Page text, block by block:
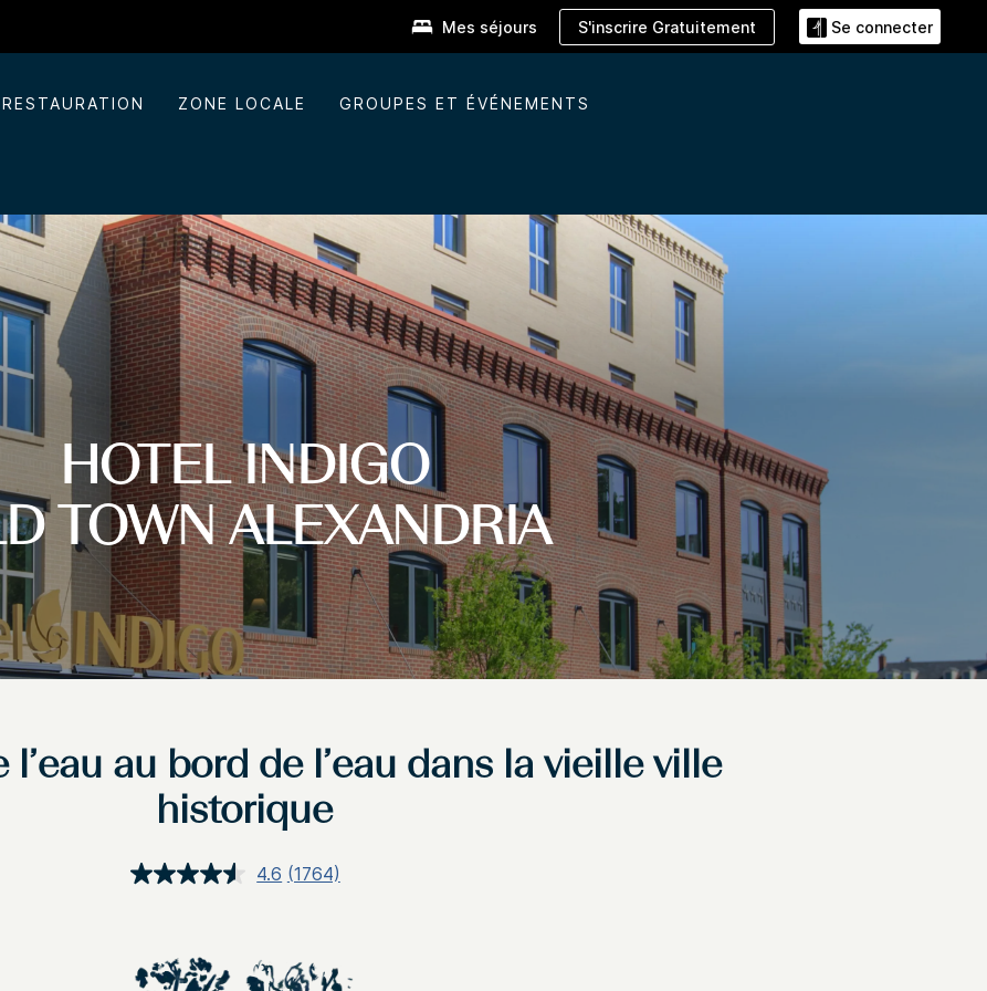
Mes séjours S'inscrire Gratuitement Se connecter
RESTAURATION ZONE LOCALE GROUPES ET ÉVÉNEMENTS
HOTEL INDIGO
TOWN ALEXANDRIA
l’eau au bord de l’eau dans la vieille ville
historique
4.6 Lire
la
(1764)